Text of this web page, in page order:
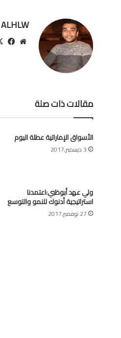
مقالات ذات صلة
الأسواق الإماراتية عطلة اليوم
3 ديسمبر,2017
ولي عهد أبوظبي:اعتمدنا
استراتيجية أدنوك للنمو والتوسع
27 نوفمبر,2017